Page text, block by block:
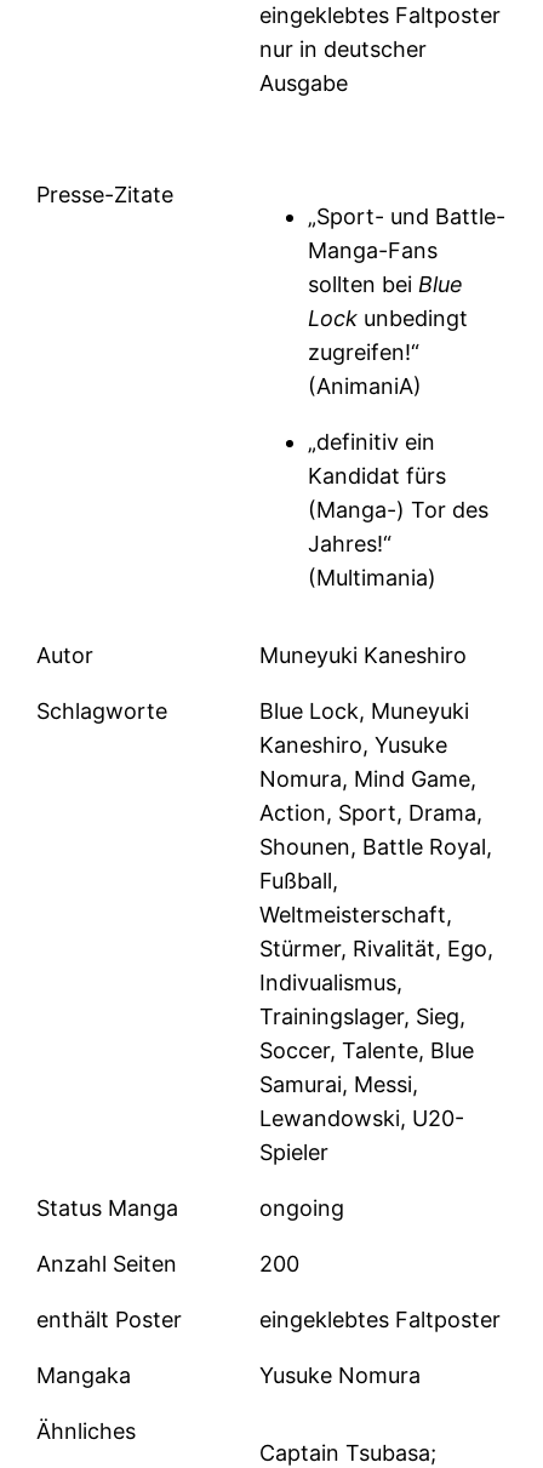
eingeklebtes Faltposter
nur in deutscher
Ausgabe
Presse-Zitate
„Sport- und Battle-
Manga-Fans
sollten bei Blue
Lock unbedingt
zugreifen!“
(AnimaniA)
„definitiv ein
Kandidat fürs
(Manga-) Tor des
Jahres!“
(Multimania)
Autor Muneyuki Kaneshiro
Schlagworte
Blue Lock, Muneyuki
Kaneshiro, Yusuke
Nomura, Mind Game,
Action, Sport, Drama,
Shounen, Battle Royal,
Fußball,
Weltmeisterschaft,
Stürmer, Rivalität, Ego,
Indivualismus,
Trainingslager, Sieg,
Soccer, Talente, Blue
Samurai, Messi,
Lewandowski, U20-
Spieler
Status Manga ongoing
Anzahl Seiten 200
enthält Poster eingeklebtes Faltposter
Mangaka Yusuke Nomura
Ähnliches
Captain Tsubasa;